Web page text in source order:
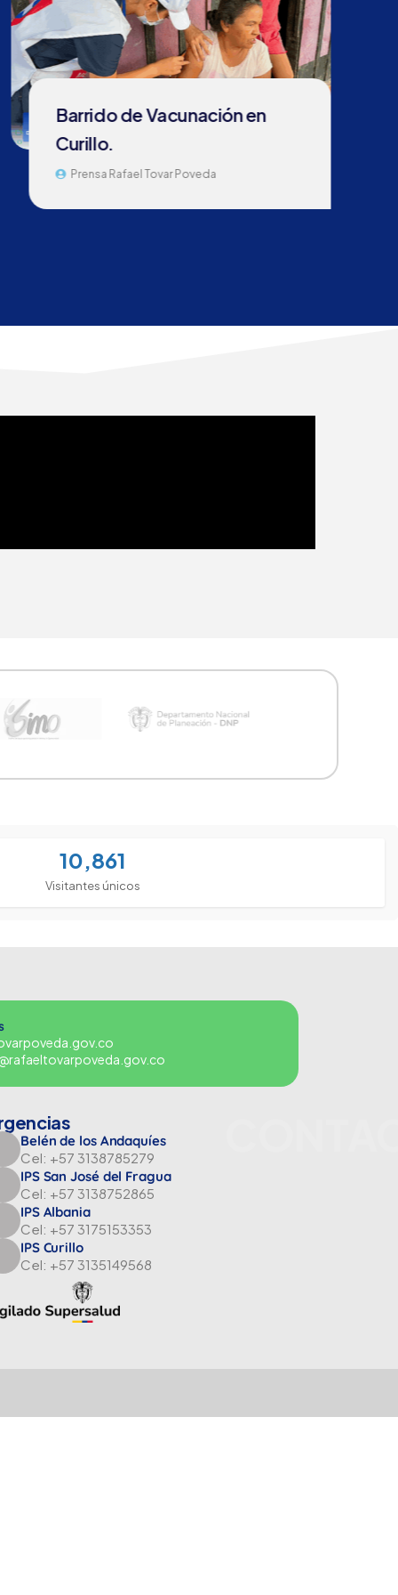
Barrido de Vacunación en
Curillo.
Prensa Rafael Tovar Poveda
10,861
Visitantes únicos
Belén de los Andaquíes
Cel: +57 3138785279
IPS San José del Fragua
Cel: +57 3138752865
IPS Albania
Cel: +57 3175153353
IPS Curillo
Cel: +57 3135149568